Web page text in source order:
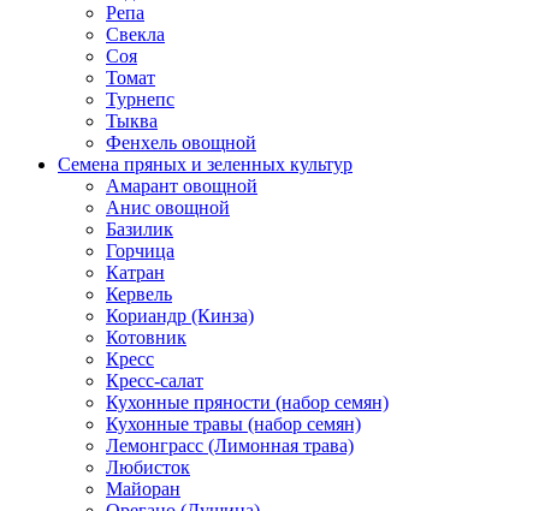
Репа
Свекла
Соя
Томат
Турнепс
Тыква
Фенхель овощной
Семена пряных и зеленных культур
Амарант овощной
Анис овощной
Базилик
Горчица
Катран
Кервель
Кориандр (Кинза)
Котовник
Кресс
Кресс-салат
Кухонные пряности (набор семян)
Кухонные травы (набор семян)
Лемонграсс (Лимонная трава)
Любисток
Майоран